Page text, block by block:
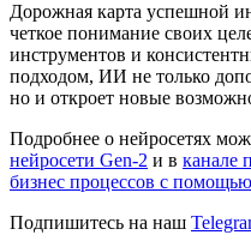
Дорожная карта успешной
четкое понимание своих
инструментов и
подходом, ИИ не только
но и откроет новые
Подробнее о нейросетях
нейросети Gen-2 и в канале
бизнес процессов с
Подпишитесь на наш